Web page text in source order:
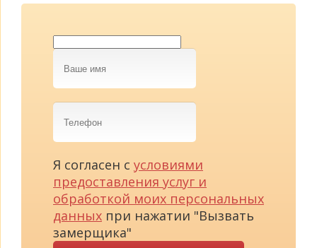
Ваше
имя
Телефон
Я согласен с условиями
предоставления услуг и
обработкой моих персональных
данных при нажатии "Вызвать
замерщика"